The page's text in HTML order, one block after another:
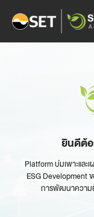
ยินดีต้
Platform บ่มเพาะแล
ESG Development
การพัฒนาความยั่